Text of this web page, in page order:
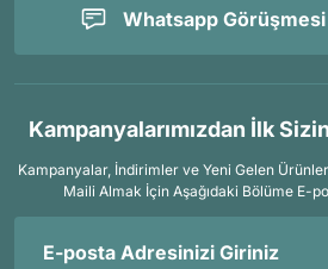
Whatsapp Görüşmesi
Kampanyalarımızdan İlk
Kampanyalar, İndirimler ve Yeni Gelen
Maili Almak İçin Aşağıdaki Bölüme E-